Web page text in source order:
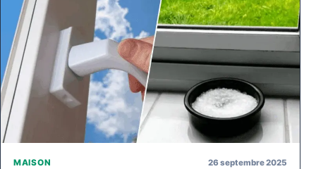
MAISON 26 septembre 2025